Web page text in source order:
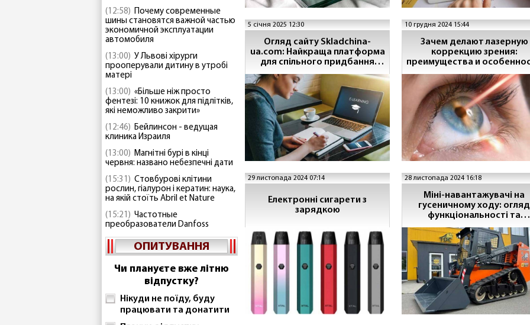
(12:58) Почему современные
шины становятся важной частью
экономичной эксплуатации
автомобиля
(13:00) У Львові хірурги
прооперували дитину в утробі
матері
(13:00) «Більше ніж просто
фентезі: 10 книжок для підлітків,
які неможливо закрити»
(12:46) Бейлинсон - ведущая
клиника Израиля
(13:00) Магнітні бурі в кінці
червня: названо небезпечні дати
(15:31) Стовбурові клітини
рослин, гіалурон і кератин: наука,
на якій стоїть Abril et Nature
(15:21) Частотные
преобразователи Danfoss
ОПИТУВАННЯ
Чи плануєте вже літню
відпустку?
Нікуди не поїду, буду
працювати та донатити
5 січня 2025 12:30
Огляд сайту Skladchina-
ua.com: Найкраща платформа
для спільного придбання
курсів та інфопродуктів
10 грудня 2024 15:44
Зачем делают лазерную
коррекцию зрения:
преимущества и
процедуры
29 листопада 2024 07:14
Електронні сигарети з
зарядкою
28 листопада 2024 16:18
Міні-навантажувачі на
гусеничному ходу: огляд
функціональності та
застосування